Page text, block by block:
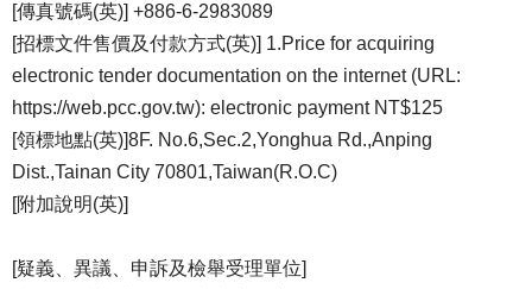
[傳真號碼(英)] +886-6-2983089
[招標文件售價及付款方式(英)] 1.Price for acquiring
electronic tender documentation on the internet (URL:
https://web.pcc.gov.tw): electronic payment NT$125
[領標地點(英)]8F. No.6,Sec.2,Yonghua Rd.,Anping
Dist.,Tainan City 70801,Taiwan(R.O.C)
[附加說明(英)]
[疑義、異議、申訴及檢舉受理單位]